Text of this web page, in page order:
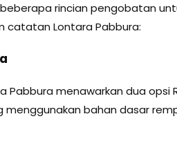
rincian pengobatan
catatan Lontara Pabbura:
Pabbura menawarkan dua opsi
menggunakan bahan dasar